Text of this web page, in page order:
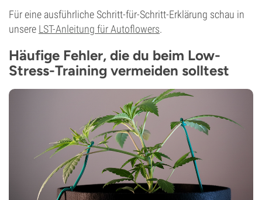
Für eine ausführliche Schritt-für-Schritt-Erklärung schau in
unsere LST-Anleitung für Autoflowers.
Häufige Fehler, die du beim Low-
Stress-Training vermeiden solltest